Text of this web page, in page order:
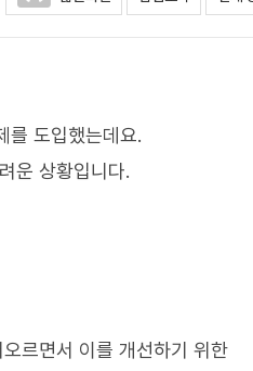
를 도입했는데요.
운 상황입니다.
르면서 이를 개선하기 위한